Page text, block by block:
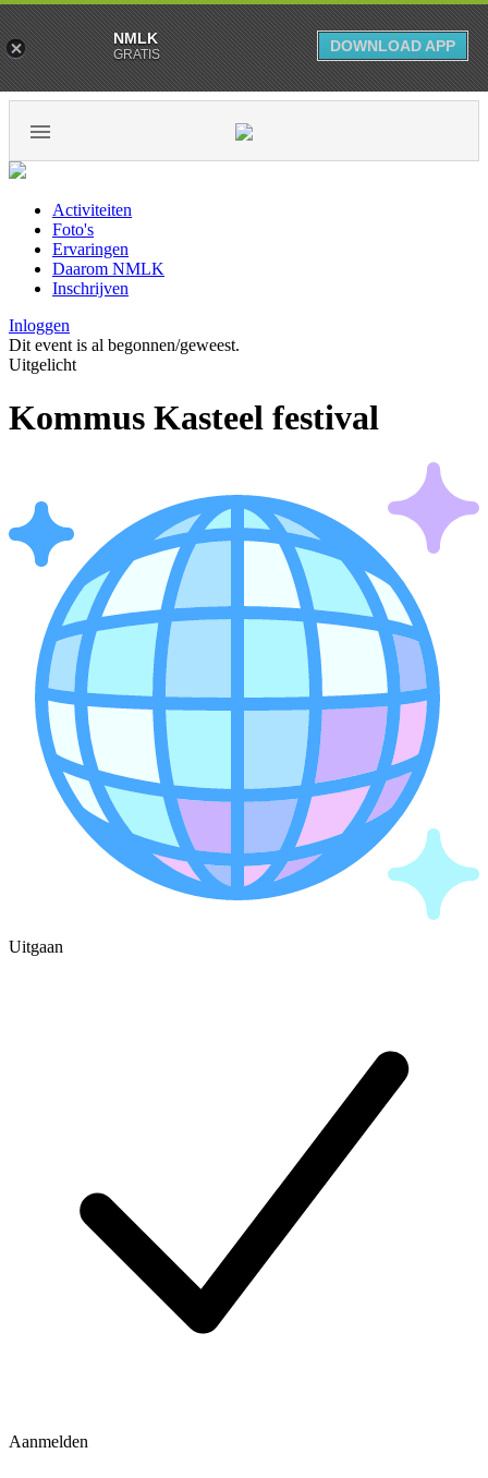
Activiteiten
Foto's
Ervaringen
Daarom NMLK
Inschrijven
Inloggen
Dit event is al begonnen/geweest.
Uitgelicht
Kommus Kasteel festival
Uitgaan
Aanmelden
NMLK
GRATIS DOWNLOAD APP